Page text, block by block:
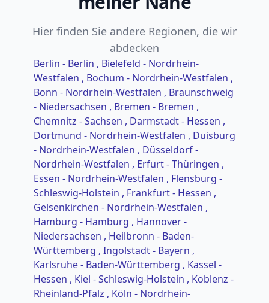
Hier finden Sie andere Regionen, die wir
abdecken
Berlin - Berlin , Bielefeld - Nordrhein-
Westfalen , Bochum - Nordrhein-Westfalen ,
Bonn - Nordrhein-Westfalen , Braunschweig
- Niedersachsen , Bremen - Bremen ,
Chemnitz - Sachsen , Darmstadt - Hessen ,
Dortmund - Nordrhein-Westfalen , Duisburg
- Nordrhein-Westfalen , Düsseldorf -
Nordrhein-Westfalen , Erfurt - Thüringen ,
Essen - Nordrhein-Westfalen , Flensburg -
Schleswig-Holstein , Frankfurt - Hessen ,
Gelsenkirchen - Nordrhein-Westfalen ,
Hamburg - Hamburg , Hannover -
Niedersachsen , Heilbronn - Baden-
Württemberg , Ingolstadt - Bayern ,
Karlsruhe - Baden-Württemberg , Kassel -
Hessen , Kiel - Schleswig-Holstein , Koblenz -
Rheinland-Pfalz , Köln - Nordrhein-